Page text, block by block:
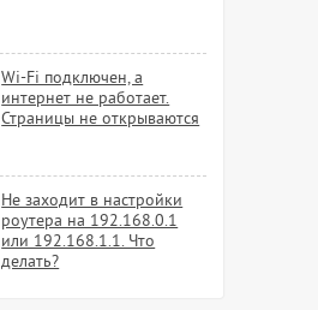
Wi-Fi подключен, а
интернет не работает.
Страницы не открываются
Не заходит в настройки
роутера на 192.168.0.1
или 192.168.1.1. Что
делать?